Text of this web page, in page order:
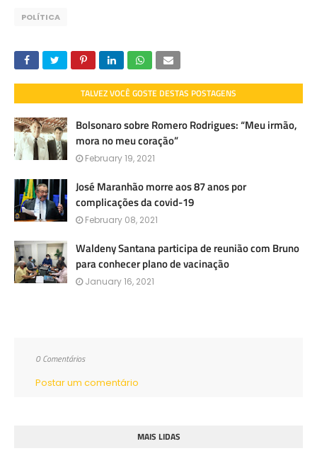
POLÍTICA
TALVEZ VOCÊ GOSTE DESTAS POSTAGENS
Bolsonaro sobre Romero Rodrigues: “Meu irmão,
mora no meu coração”
February 19, 2021
José Maranhão morre aos 87 anos por
complicações da covid-19
February 08, 2021
Waldeny Santana participa de reunião com Bruno
para conhecer plano de vacinação
January 16, 2021
0 Comentários
Postar um comentário
MAIS LIDAS